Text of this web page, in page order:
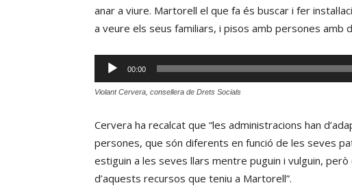
anar a viure. Martorell el que fa és buscar i fer
a veure els seus familiars, i pisos amb persones amb
Reproductor
d'àudio
00:00
Violant Cervera, consellera de Drets Socials
Cervera ha recalcat que “les administracions han
persones, que són diferents en funció de les seves
estiguin a les seves llars mentre puguin i vulguin,
d’aquests recursos que teniu a Martorell”.